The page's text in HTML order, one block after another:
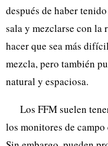
después de haber
sala y mezclarse con la
hacer que sea más
mezcla, pero también
natural y espaciosa.
Los FFM suelen
los monitores de campo